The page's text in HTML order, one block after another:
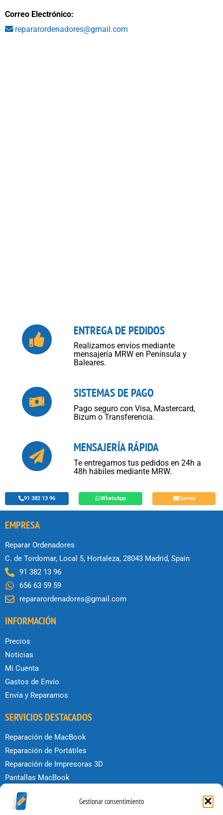
Gestionar consentimiento
Correo Electrónico:
repararordenadores@gmail.com
ENTREGA DE PEDIDOS
Realizamos envíos mediante
mensajería MRW en Península y
Baleares.
SISTEMAS DE PAGO
Pago seguro con Visa, Mastercard,
Bizum o Transferencia.
MENSAJERÍA RÁPIDA
Te entregamos tus pedidos en 24h a
48h hábiles mediante MRW.
91 382 13 96 WhatsApp Correo
EMPRESA
Reparar Ordenadores
C. de Tordomar, Local 5, Hortaleza, 28043 Madrid, Spain
91 382 13 96
656 63 59 59
repararordenadores@gmail.com
INFORMACIÓN
Precios
Noticias
Mi Cuenta
Gastos de Envío
Envía y Reparamos
SERVICIOS DESTACADOS
Reparación de MacBook
Reparación de Portátiles
Reparación de Impresoras 3D
Pantallas MacBook
Reparar iPhone
Reparar iPad